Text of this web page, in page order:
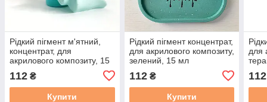
Рідкий пігмент м'ятний,
концентрат, для
акрилового композиту, 15
112 ₴
Купити
Рідкий пігмент концентрат,
для акрилового композиту,
зелений, 15 мл
112₴
Купити
для
112